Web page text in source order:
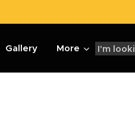
Gallery More